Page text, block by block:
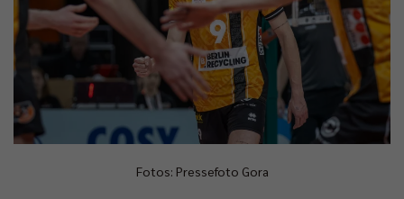
Fotos: Pressefoto Gora